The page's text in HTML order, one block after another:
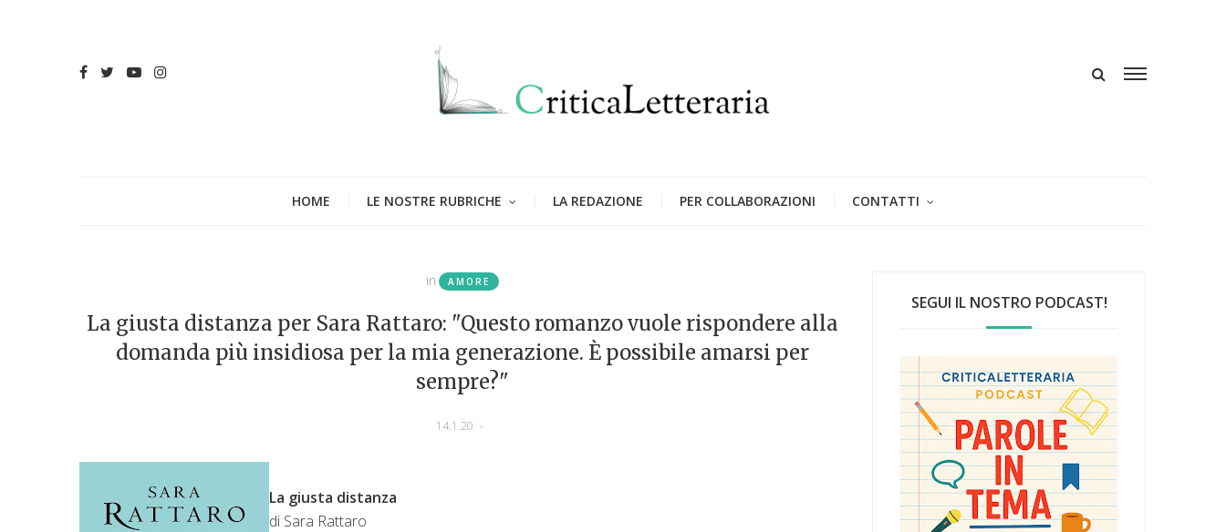
HOME LE NOSTRE RUBRICHE LA REDAZIONE PER COLLABORAZIONI CONTATTI
in AMORE
La giusta distanza per Sara Rattaro: "Questo romanzo vuole rispondere alla
domanda più insidiosa per la mia generazione. È possibile amarsi per
sempre?"
14.1.20 -
La giusta distanza
di Sara Rattaro
SEGUI IL NOSTRO PODCAST!